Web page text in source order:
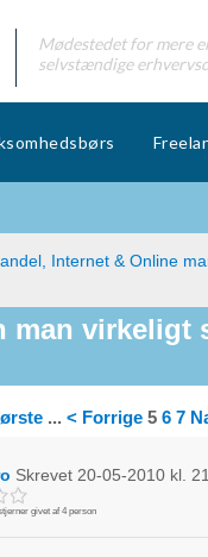
Mødestedet for mere
selvstændige
Internet & Online
man virkeligt
... < Forrige 5 6 7
Skrevet 20-05-2010kl.
givet af 4person